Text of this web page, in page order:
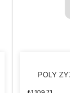
POLY